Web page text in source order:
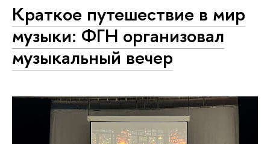
Краткое путешествие в мир
музыки: ФГН организовал
музыкальный вечер